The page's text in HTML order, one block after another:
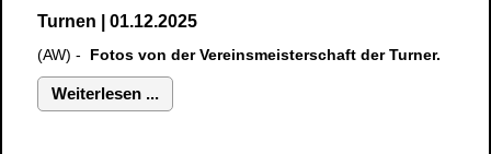
Turnen | 01.12.2025
(AW) - Fotos von der Vereinsmeisterschaft der Turner.
Weiterlesen ...